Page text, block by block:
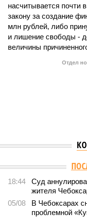
насчитывается почти
закону за создание
млн рублей, либо
и лишение свободы -
величины
Отдел
18:44
Суд
жителя
05/08
В Чебоксарах
проблемной